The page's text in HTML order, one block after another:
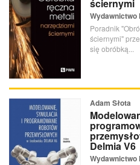
ściernymi
Wydawnictwo
Poradnik
ściernymi"
się obróbką...
Adam Słota
Delmia V6
Wydawnictwo